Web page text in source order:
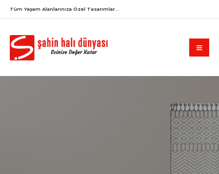
Tüm Yaşam Alanlarınıza Özel Tasarımlar...